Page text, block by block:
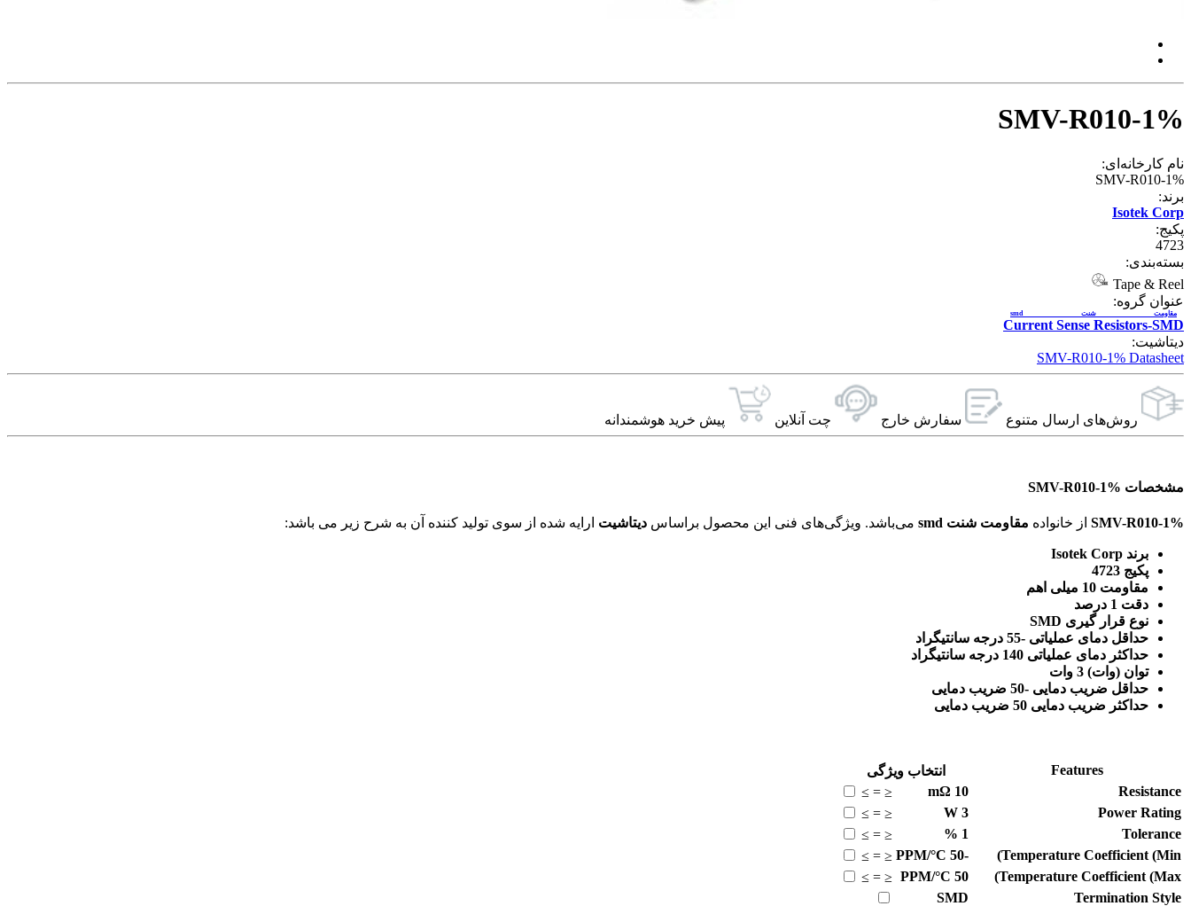
SMV-R010-1%
نام کارخانه‌ای:
SMV-R010-1%
برند:
Isotek Corp
پکیج:
4723
بسته‌بندی:
Tape & Reel
عنوان گروه:
Current Sense Resistors-SMD
مقاومت شنت smd
دیتاشیت:
SMV-R010-1% Datasheet
روش‌های ارسال‌ متنوع سفارش خارج چت آنلاین پیش خرید هوشمندانه
مشخصات SMV-R010-1%
SMV-R010-1% از خانواده مقاومت شنت smd دیتاشیت ارایه شده از سوی تولید کننده آن به شرح زیر می باشد:
برند Isotek Corp
پکیج 4723
مقاومت 10 میلی اهم
دقت 1 درصد
نوع قرار گیری SMD
حداقل دمای عملیاتی -55 درجه سانتیگراد
حداکثر دمای عملیاتی 140 درجه سانتیگراد
توان (وات) 3 وات
حداقل ضریب دمایی -50 ضریب دمایی
حداکثر ضریب دمایی 50 ضریب دمایی
Features
انتخاب ویژگی
Resistance
10
mΩ
≤
=
≥
Power Rating
3
W
≤
=
≥
Tolerance
1
%
≤
=
≥
Temperature Coefficient (Min)
-50
PPM/°C
≤
=
≥
Temperature Coefficient (Max)
50
PPM/°C
≤
=
≥
Termination Style
SMD